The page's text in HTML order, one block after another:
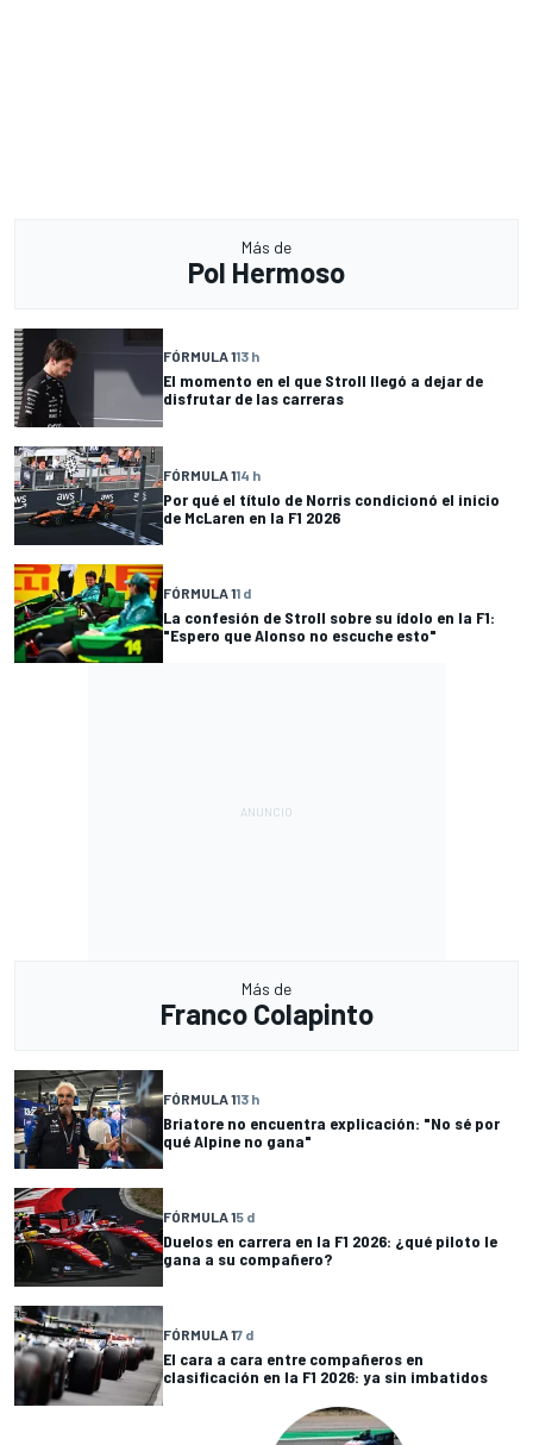
Más de
Pol Hermoso
FÓRMULA 113 h
El momento en el que Stroll llegó a dejar de
disfrutar de las carreras
FÓRMULA 114 h
Por qué el título de Norris condicionó el inicio
de McLaren en la F1 2026
FÓRMULA 11 d
La confesión de Stroll sobre su ídolo en la F1:
"Espero que Alonso no escuche esto"
Más de
Franco Colapinto
FÓRMULA 113 h
Briatore no encuentra explicación: "No sé por
qué Alpine no gana"
FÓRMULA 15 d
Duelos en carrera en la F1 2026: ¿qué piloto le
gana a su compañero?
FÓRMULA 17 d
El cara a cara entre compañeros en
clasificación en la F1 2026: ya sin imbatidos